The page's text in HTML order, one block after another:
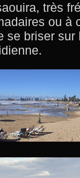
très
ou à
se briser